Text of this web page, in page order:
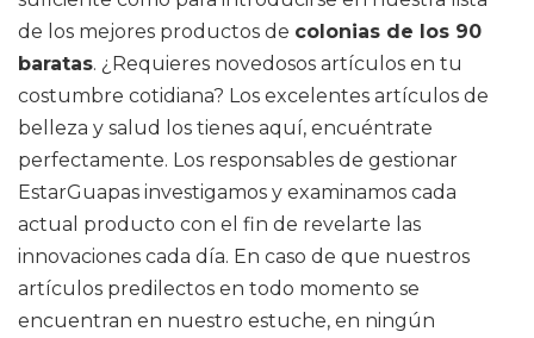
de los mejores productos de colonias de los 90
baratas. ¿Requieres novedosos artículos en tu
costumbre cotidiana? Los excelentes artículos de
belleza y salud los tienes aquí, encuéntrate
perfectamente. Los responsables de gestionar
EstarGuapas investigamos y examinamos cada
actual producto con el fin de revelarte las
innovaciones cada día. En caso de que nuestros
artículos predilectos en todo momento se
encuentran en nuestro estuche, en ningún